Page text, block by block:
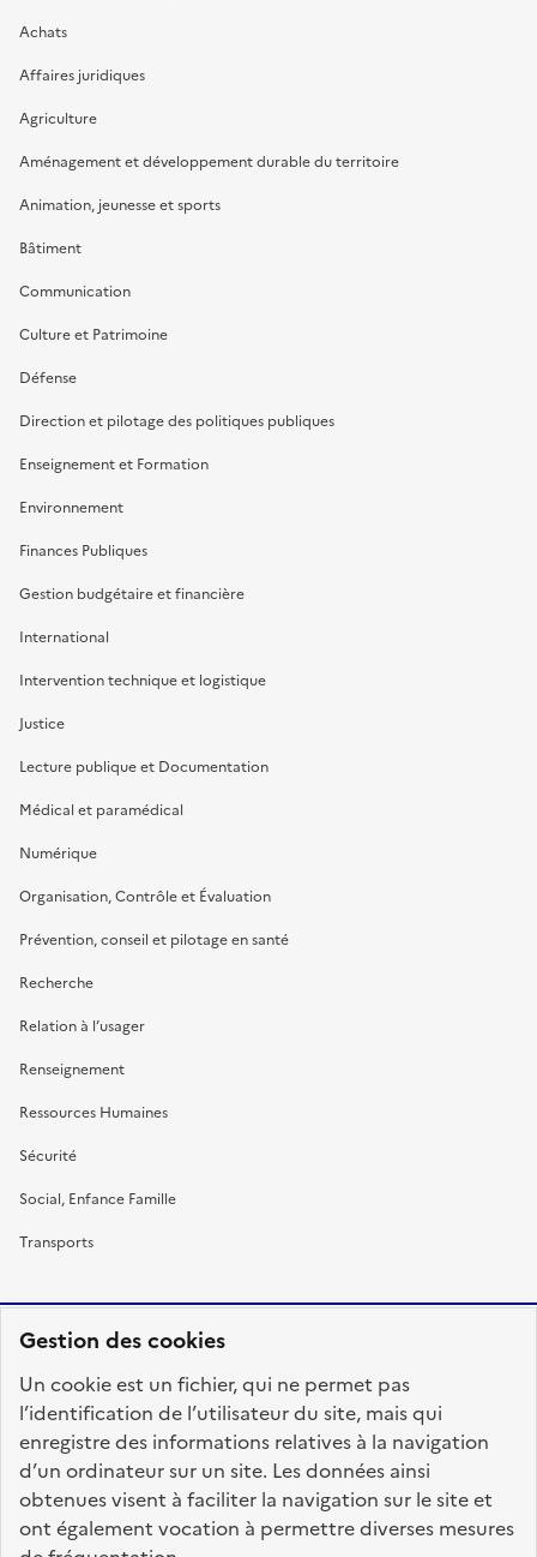
Gestion des cookies
Un cookie est un fichier, qui ne permet pas
l’identification de l’utilisateur du site, mais qui
enregistre des informations relatives à la navigation
d’un ordinateur sur un site. Les données ainsi
obtenues visent à faciliter la navigation sur le site et
ont également vocation à permettre diverses mesures
Achats
Affaires juridiques
Agriculture
Aménagement et développement durable du territoire
Animation, jeunesse et sports
Bâtiment
Communication
Culture et Patrimoine
Défense
Direction et pilotage des politiques publiques
Enseignement et Formation
Environnement
Finances Publiques
Gestion budgétaire et financière
International
Intervention technique et logistique
Justice
Lecture publique et Documentation
Médical et paramédical
Numérique
Organisation, Contrôle et Évaluation
Prévention, conseil et pilotage en santé
Recherche
Relation à l’usager
Renseignement
Ressources Humaines
Sécurité
Social, Enfance Famille
Transports
FRANÇAISE
fonction-publique.gouv.fr
legifrance.gouv.fr